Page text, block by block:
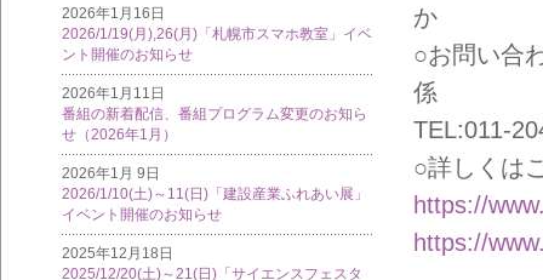
2026年1月16日
2026/1/19(月),26(月)「札幌市スマホ教室」イベ
ント開催のお知らせ
2026年1月11日
番組の新着配信、番組プログラム変更のお知ら
せ（2026年1月）
2026年1月 9日
2026/1/10(土)～11(日)「建設産業ふれあい展」
イベント開催のお知らせ
2025年12月18日
2025/12/20(土)～21(日)「サイエンスフェスタ
か
○お問い合
係
TEL:011-
○詳しくは
https://
https://